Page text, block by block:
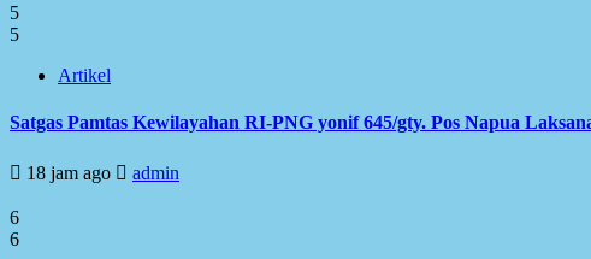
5
5
Artikel
Satgas Pamtas Kewilayahan RI-PNG yonif 645/gty. Pos Napua
18 jam ago admin
6
6